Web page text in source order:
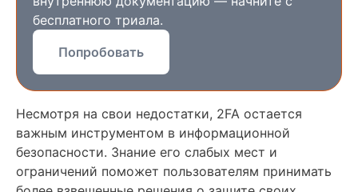
бесплатного триала.
Попробовать
Несмотря на свои недостатки, 2FA остается
важным инструментом в информационной
безопасности. Знание его слабых мест и
ограничений поможет пользователям принимать